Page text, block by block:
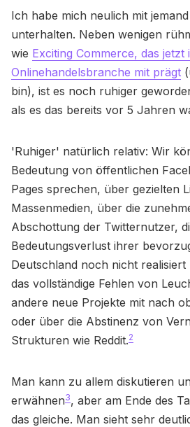
Ich habe mich neulich mit
unterhalten. Neben wenigen
wie Exciting Commerce, das jetzt
Onlinehandelsbranche mit prägt
bin), ist es noch ruhiger
als es das bereits vor 5 Jahren
'Ruhiger' natürlich relativ: Wir
Bedeutung von öffentlichen
Pages sprechen, über gezielten
Massenmedien, über die
Abschottung der Twitternutzer,
Bedeutungsverlust ihrer
Deutschland noch nicht
das vollständige Fehlen von
andere neue Projekte mit nach
oder über die Abstinenz von
Strukturen wie Reddit.2
Man kann zu allem diskutieren
erwähnen3, aber am Ende des
das gleiche. Man sieht sehr